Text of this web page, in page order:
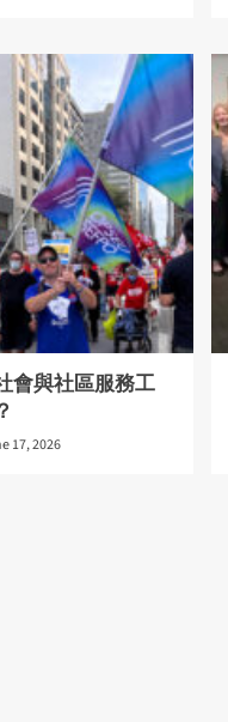
會與社區服務工
17, 2026